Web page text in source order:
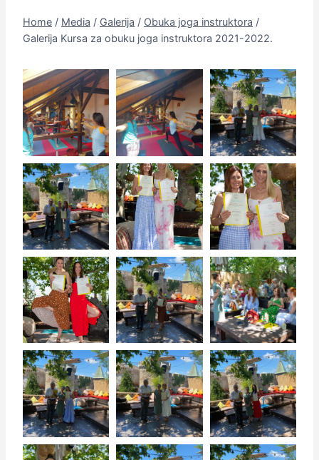
Home / Media / Galerija / Obuka joga instruktora /
Galerija Kursa za obuku joga instruktora 2021-2022.